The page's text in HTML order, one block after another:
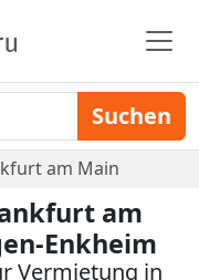
Suchen
am Main
am
Enkheim
Vermietung in